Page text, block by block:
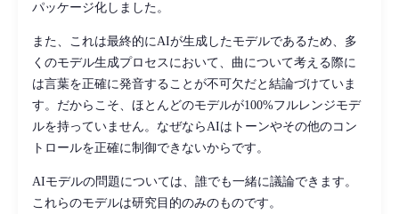
パッケージ化しました。
また、これは最終的にAIが生成したモデルであるため、多
くのモデル生成プロセスにおいて、曲について考える際に
は言葉を正確に発音することが不可欠だと結論づけていま
す。だからこそ、ほとんどのモデルが100%フルレンジモデ
ルを持っていません。なぜならAIはトーンやその他のコン
トロールを正確に制御できないからです。
AIモデルの問題については、誰でも一緒に議論できます。
これらのモデルは研究目的のみのものです。